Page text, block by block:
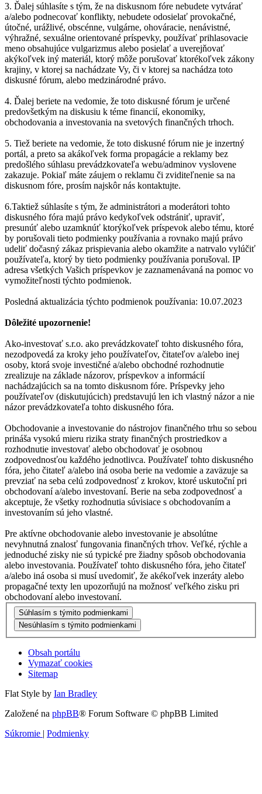
3. Ďalej súhlasíte s tým, že na diskusnom fóre nebudete vytvárať
a/alebo podnecovať konflikty, nebudete odosielať provokačné,
útočné, urážlivé, obscénne, vulgárne, ohováracie, nenávistné,
výhražné, sexuálne orientované príspevky, používať prihlasovacie
meno obsahujúce vulgarizmus alebo posielať a uverejňovať
akýkoľvek iný materiál, ktorý môže porušovať ktorékoľvek zákony
krajiny, v ktorej sa nachádzate Vy, či v ktorej sa nachádza toto
diskusné fórum, alebo medzinárodné právo.
4. Ďalej beriete na vedomie, že toto diskusné fórum je určené
predovšetkým na diskusiu k téme financií, ekonomiky,
obchodovania a investovania na svetových finančných trhoch.
5. Tiež beriete na vedomie, že toto diskusné fórum nie je inzertný
portál, a preto sa akákoľvek forma propagácie a reklamy bez
predošlého súhlasu prevádzkovateľa webu/adminov vyslovene
zakazuje. Pokiaľ máte záujem o reklamu či zviditeľnenie sa na
diskusnom fóre, prosím najskôr nás kontaktujte.
6.Taktiež súhlasíte s tým, že administrátori a moderátori tohto
diskusného fóra majú právo kedykoľvek odstrániť, upraviť,
presunúť alebo uzamknúť ktorýkoľvek príspevok alebo tému, ktoré
by porušovali tieto podmienky používania a rovnako majú právo
udeliť dočasný zákaz prispievania alebo okamžite a natrvalo vylúčiť
používateľa, ktorý by tieto podmienky používania porušoval. IP
adresa všetkých Vašich príspevkov je zaznamenávaná na pomoc vo
vymožiteľnosti týchto podmienok.
Posledná aktualizácia týchto podmienok používania: 10.07.2023
Dôležité upozornenie!
Ako-investovať s.r.o. ako prevádzkovateľ tohto diskusného fóra,
nezodpovedá za kroky jeho používateľov, čitateľov a/alebo inej
osoby, ktorá svoje investičné a/alebo obchodné rozhodnutie
zrealizuje na základe názorov, príspevkov a informácií
nachádzajúcich sa na tomto diskusnom fóre. Príspevky jeho
používateľov (diskutujúcich) predstavujú len ich vlastný názor a nie
názor prevádzkovateľa tohto diskusného fóra.
Obchodovanie a investovanie do nástrojov finančného trhu so sebou
prináša vysokú mieru rizika straty finančných prostriedkov a
rozhodnutie investovať alebo obchodovať je osobnou
zodpovednosťou každého jednotlivca. Používateľ tohto diskusného
fóra, jeho čitateľ a/alebo iná osoba berie na vedomie a zaväzuje sa
prevziať na seba celú zodpovednosť z krokov, ktoré uskutoční pri
obchodovaní a/alebo investovaní. Berie na seba zodpovednosť a
akceptuje, že všetky rozhodnutia súvisiace s obchodovaním a
investovaním sú jeho vlastné.
Pre aktívne obchodovanie alebo investovanie je absolútne
nevyhnutná znalosť fungovania finančných trhov. Veľké, rýchle a
jednoduché zisky nie sú typické pre žiadny spôsob obchodovania
alebo investovania. Používateľ tohto diskusného fóra, jeho čitateľ
a/alebo iná osoba si musí uvedomiť, že akékoľvek inzeráty alebo
propagačné texty len upozorňujú na možnosť veľkého zisku pri
obchodovaní alebo investovaní.
Obsah portálu
Vymazať cookies
Sitemap
Flat Style by Ian Bradley
Založené na phpBB® Forum Software © phpBB Limited
Súkromie | Podmienky